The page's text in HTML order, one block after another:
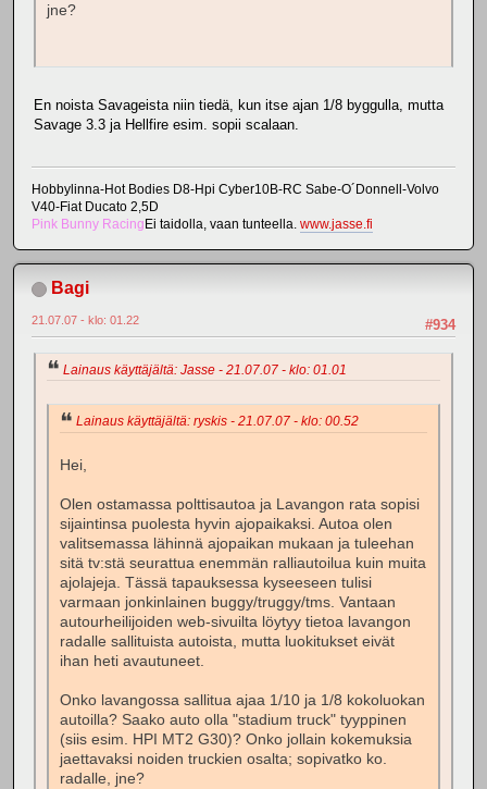
jne?
En noista Savageista niin tiedä, kun itse ajan 1/8 byggulla, mutta
Savage 3.3 ja Hellfire esim. sopii scalaan.
Hobbylinna-Hot Bodies D8-Hpi Cyber10B-RC Sabe-O´Donnell-Volvo
V40-Fiat Ducato 2,5D
Pink Bunny Racing Ei taidolla, vaan tunteella. www.jasse.fi
Bagi
#934
21.07.07 - klo: 01.22
Lainaus käyttäjältä: Jasse - 21.07.07 - klo: 01.01
Lainaus käyttäjältä: ryskis - 21.07.07 - klo: 00.52
Hei,
Olen ostamassa polttisautoa ja Lavangon rata sopisi
sijaintinsa puolesta hyvin ajopaikaksi. Autoa olen
valitsemassa lähinnä ajopaikan mukaan ja tuleehan
sitä tv:stä seurattua enemmän ralliautoilua kuin muita
ajolajeja. Tässä tapauksessa kyseeseen tulisi
varmaan jonkinlainen buggy/truggy/tms. Vantaan
autourheilijoiden web-sivuilta löytyy tietoa lavangon
radalle sallituista autoista, mutta luokitukset eivät
ihan heti avautuneet.
Onko lavangossa sallitua ajaa 1/10 ja 1/8 kokoluokan
autoilla? Saako auto olla "stadium truck" tyyppinen
(siis esim. HPI MT2 G30)? Onko jollain kokemuksia
jaettavaksi noiden truckien osalta; sopivatko ko.
radalle, jne?